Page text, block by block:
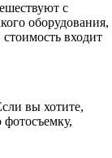
с
оборудования,
входит
вы хотите,